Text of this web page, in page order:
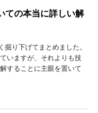
ての本当に詳しい解
掘り下げてまとめました。
いますが、それよりも技
することに主眼を置いて